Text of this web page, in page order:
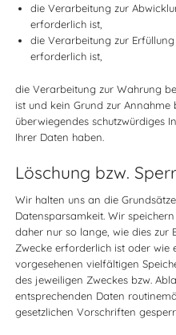
die Verarbeitung zur
erforderlich ist,
die Verarbeitung zur
erforderlich ist,
die Verarbeitung zur Wahrung
ist und kein Grund zur Annahme
überwiegendes schutzwürdiges
Ihrer Daten haben.
Löschung bzw.
Wir halten uns an die
Datensparsamkeit. Wir
daher nur so lange, wie dies zur
Zwecke erforderlich ist oder wie
vorgesehenen vielfältigen
des jeweiligen Zweckes bzw.
entsprechenden Daten
gesetzlichen Vorschriften